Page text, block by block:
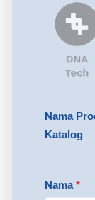
Nama
Katalog
Nama*